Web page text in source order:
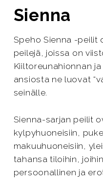
Sienna
Speho Sienna -peilit
peilejä, joissa on
Kiiltoreunahionnan
ansiosta ne luovat
seinälle.
Sienna-sarjan peilit
kylpyhuoneisiin,
makuuhuoneisiin,
tahansa tiloihin,
persoonallinen ja